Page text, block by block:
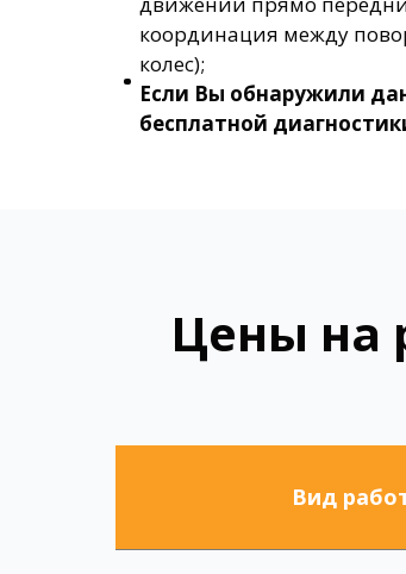
координация между
колес);
Если Вы обнаружили
бесплатной
Цены на
Вид